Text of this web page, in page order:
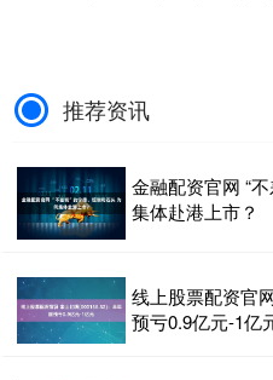
推荐资讯
金融配资官网 “
集体赴港上市？
线上股票配资官
预亏0.9亿元-1亿